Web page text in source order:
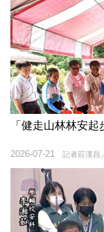
「健走山林林安
記者莊漢昌
2026-07-21